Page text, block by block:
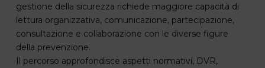
gestione della sicurezza richiede maggiore capacità di
lettura organizzativa, comunicazione, partecipazione,
consultazione e collaborazione con le diverse figure
della prevenzione.
Il percorso approfondisce aspetti normativi, DVR,